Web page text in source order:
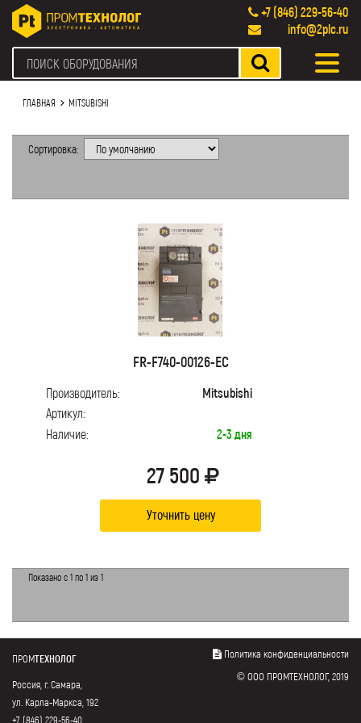
+7 (846) 229-56-40
info@2plc.ru
ГЛАВНАЯ MITSUBISHI
Сортировка:
FR-F740-00126-EC
Производитель:
Mitsubishi
Артикул:
Наличие:
2-3 дня
27 500
Уточнить цену
Показано с 1 по 1 из 1
ПРОМТЕХНОЛОГ
Россия, г. Самара,
ул. Карла-Маркса, 192
+7 (846) 229-56-40
Политика конфиденциальности
© ООО ПРОМТЕХНОЛОГ, 2019